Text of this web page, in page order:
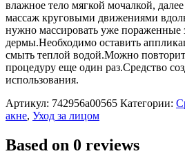
влажное тело мягкой мочалкой,
массаж круговыми движениями
нужно массировать уже пораженные
дермы.Необходимо оставить
смыть теплой водой.Можно
процедуру еще один раз.Средство
использования.
Артикул: 742956a00565 Категории:
акне, Уход за лицом
Based on 0 reviews